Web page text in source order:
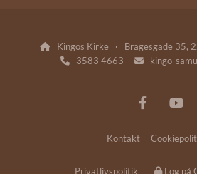
Kingos Kirke · Bragesgade 35,
3583 4663 kingo-
Kontakt
Privatlivspolitik Log på